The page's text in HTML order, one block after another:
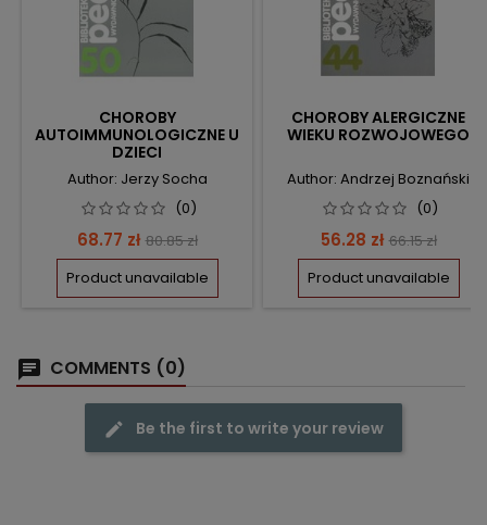
CHOROBY
AUTOIMMUNOLOGICZNE U
DZIECI
Author: Jerzy Socha
(0)
Price
68.77 zł Regular
price
80.85 zł
Product unavailable
CHOROBY ALERGICZNE
WIEKU ROZWOJOWEGO
Author: Andrzej Boznański
(0)
Price
56.28 zł Regular
price
66.15 zł
Product unavailable
COMMENTS (0)
Be the first to write your review